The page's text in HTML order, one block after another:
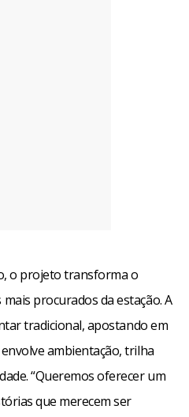
o projeto transforma o
procurados da estação. A
tradicional, apostando em
ambientação, trilha
“Queremos oferecer um
que merecem ser